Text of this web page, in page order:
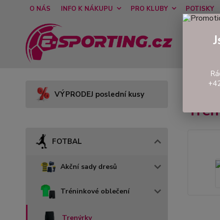
O NÁS INFO K NÁKUPU PRO KLUBY POTISKY
VÝPRODEJ poslední kusy
FOTBAL
Akční sady dresů
Tréninkové oblečení
Trenýrky